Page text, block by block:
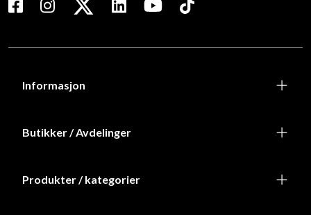
Informasjon
Butikker / Avdelinger
Produkter / kategorier